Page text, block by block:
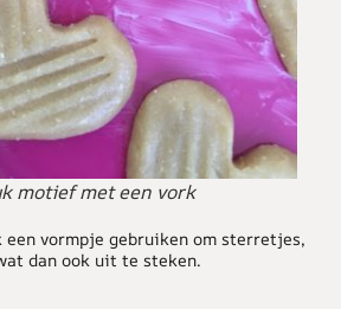
motief met een vork
vormpje gebruiken om sterretjes,
dan ook uit te steken.